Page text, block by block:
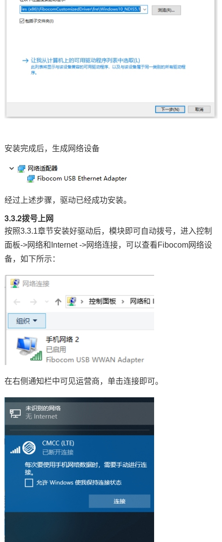
安装完成后，生成网络设备
经过上述步骤，驱动已经成功安装。
3.3.2拨号上网
按照3.3.1章节安装好驱动后，模块即可自动拨号，进入控制
面板->网络和Internet ->网络连接，可以查看Fibocom网络设
备，如下所示：
在右侧通知栏中可见运营商，单击连接即可。